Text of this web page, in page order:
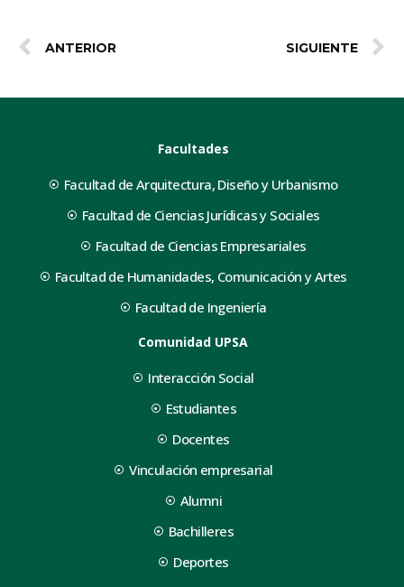
ANTERIOR SIGUIENTE
Facultades
Facultad de Arquitectura, Diseño y Urbanismo
Facultad de Ciencias Jurídicas y Sociales
Facultad de Ciencias Empresariales
Facultad de Humanidades, Comunicación y Artes
Facultad de Ingeniería
Comunidad UPSA
Interacción Social
Estudiantes
Docentes
Vinculación empresarial
Alumni
Bachilleres
Deportes